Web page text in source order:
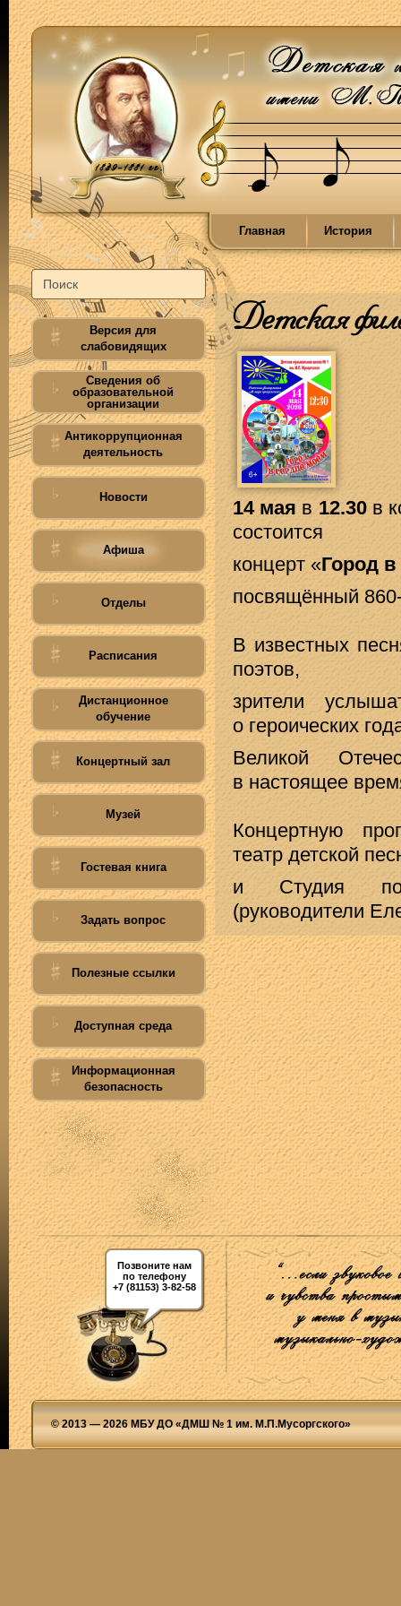
Главная История
Версия для
слабовидящих
Сведения об
образовательной
организации
Антикоррупционная
деятельность
Новости
Афиша
Отделы
Расписания
Дистанционное
обучение
Концертный зал
Музей
Гостевая книга
Задать вопрос
Полезные ссылки
Доступная среда
Информационная
безопасность
Детская
14 мая в 12.30в
состоится
концерт «Город
посвящённый
В известных
поэтов,
зрители
о героических
Великой
в настоящее
Концертную
театр детской
и Студия
(руководители
Позвоните нам
по телефону
+7 (81153) 3-82-58
© 2013 — 2026 МБУ ДО «ДМШ № 1 им. М.П.Мусоргского»